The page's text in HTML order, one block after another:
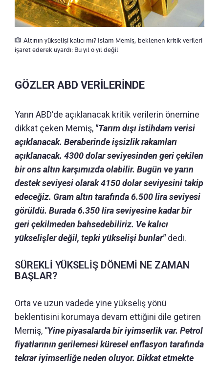
Altının yükselişi kalıcı mı? İslam Memiş, beklenen kritik verileri
işaret ederek uyardı: Bu yıl o yıl değil
GÖZLER ABD VERİLERİNDE
Yarın ABD'de açıklanacak kritik verilerin önemine
dikkat çeken Memiş, "Tarım dışı istihdam verisi
açıklanacak. Beraberinde işsizlik rakamları
açıklanacak. 4300 dolar seviyesinden geri çekilen
bir ons altın karşımızda olabilir. Bugün ve yarın
destek seviyesi olarak 4150 dolar seviyesini takip
edeceğiz. Gram altın tarafında 6.500 lira seviyesi
görüldü. Burada 6.350 lira seviyesine kadar bir
geri çekilmeden bahsedebiliriz. Ve kalıcı
yükselişler değil, tepki yükselişi bunlar"dedi.
SÜREKLİ YÜKSELİŞ DÖNEMİ NE ZAMAN
BAŞLAR?
Orta ve uzun vadede yine yükseliş yönü
beklentisini korumaya devam ettiğini dile getiren
Memiş, "Yine piyasalarda bir iyimserlik var. Petrol
fiyatlarının gerilemesi küresel enflasyon tarafında
tekrar iyimserliğe neden oluyor. Dikkat etmekte